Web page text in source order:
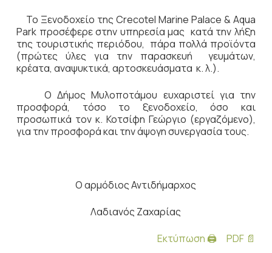
Το Ξενοδοχείο της Crecotel Marine Palace & Aqua
Park προσέφερε στην υπηρεσία μας κατά την λήξη
της τουριστικής περιόδου, πάρα πολλά προϊόντα
(πρώτες ύλες για την παρασκευή γευμάτων,
κρέατα, αναψυκτικά, αρτοσκευάσματα κ. λ.).
Ο Δήμος Μυλοποτάμου ευχαριστεί για την
προσφορά, τόσο το ξενοδοχείο, όσο και
προσωπικά τον κ. Κοτσίφη Γεώργιο (εργαζόμενο),
για την προσφορά και την άψογη συνεργασία τους.
Ο αρμόδιος Αντιδήμαρχος
Λαδιανός Ζαχαρίας
Εκτύπωση 🖨
PDF 📄